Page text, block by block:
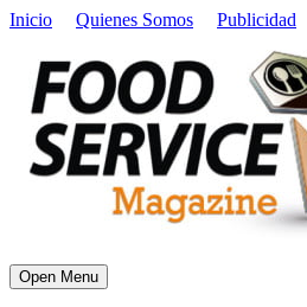
Inicio Quienes Somos Publicidad
Open Menu